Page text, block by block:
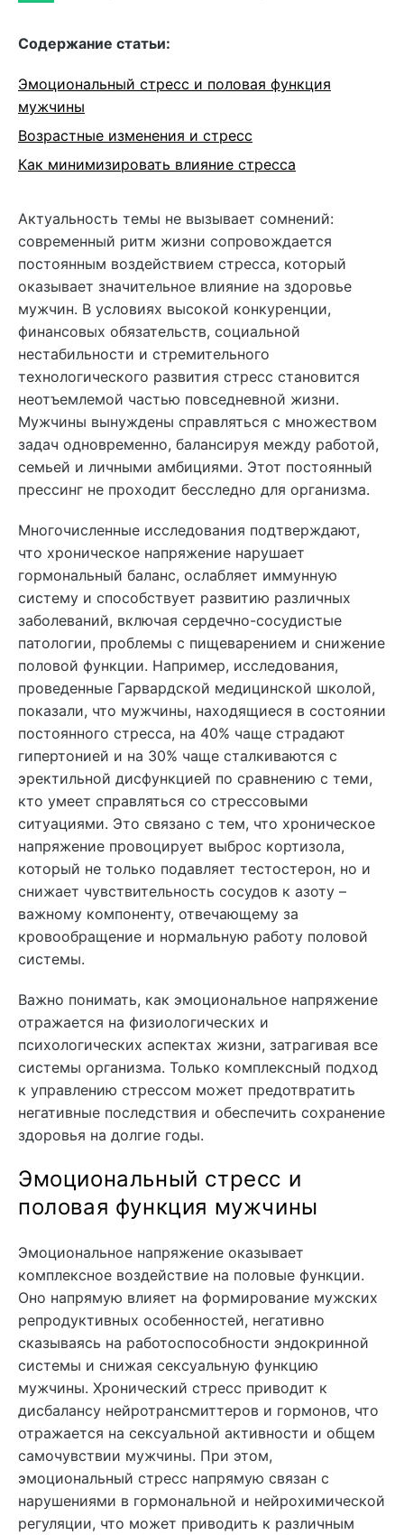
Cодержание статьи:
Эмоциональный стресс и половая функция
мужчины
Возрастные изменения и стресс
Как минимизировать влияние стресса
Актуальность темы не вызывает сомнений:
современный ритм жизни сопровождается
постоянным воздействием стресса, который
оказывает значительное влияние на здоровье
мужчин. В условиях высокой конкуренции,
финансовых обязательств, социальной
нестабильности и стремительного
технологического развития стресс становится
неотъемлемой частью повседневной жизни.
Мужчины вынуждены справляться с множеством
задач одновременно, балансируя между работой,
семьей и личными амбициями. Этот постоянный
прессинг не проходит бесследно для организма.
Многочисленные исследования подтверждают,
что хроническое напряжение нарушает
гормональный баланс, ослабляет иммунную
систему и способствует развитию различных
заболеваний, включая сердечно-сосудистые
патологии, проблемы с пищеварением и снижение
половой функции. Например, исследования,
проведенные Гарвардской медицинской школой,
показали, что мужчины, находящиеся в состоянии
постоянного стресса, на 40% чаще страдают
гипертонией и на 30% чаще сталкиваются с
эректильной дисфункцией по сравнению с теми,
кто умеет справляться со стрессовыми
ситуациями. Это связано с тем, что хроническое
напряжение провоцирует выброс кортизола,
который не только подавляет тестостерон, но и
снижает чувствительность сосудов к азоту –
важному компоненту, отвечающему за
кровообращение и нормальную работу половой
системы.
Важно понимать, как эмоциональное напряжение
отражается на физиологических и
психологических аспектах жизни, затрагивая все
системы организма. Только комплексный подход
к управлению стрессом может предотвратить
негативные последствия и обеспечить сохранение
здоровья на долгие годы.
Эмоциональный стресс и
половая функция мужчины
Эмоциональное напряжение оказывает
комплексное воздействие на половые функции.
Оно напрямую влияет на формирование мужских
репродуктивных особенностей, негативно
сказываясь на работоспособности эндокринной
системы и снижая сексуальную функцию
мужчины. Хронический стресс приводит к
дисбалансу нейротрансмиттеров и гормонов, что
отражается на сексуальной активности и общем
самочувствии мужчины. При этом,
эмоциональный стресс напрямую связан с
нарушениями в гормональной и нейрохимической
регуляции, что может приводить к различным